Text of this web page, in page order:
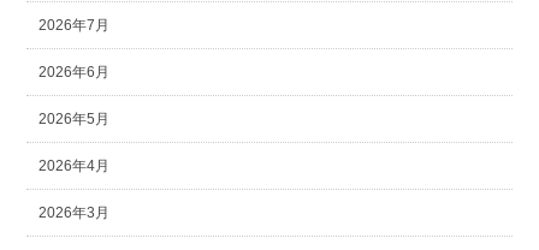
2026年7月
2026年6月
2026年5月
2026年4月
2026年3月